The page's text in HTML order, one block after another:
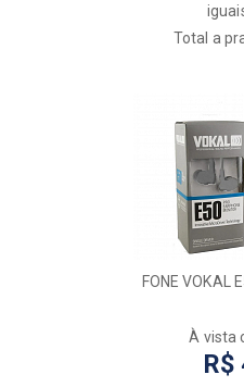
Total a
FONE VOKAL
À vista
R$